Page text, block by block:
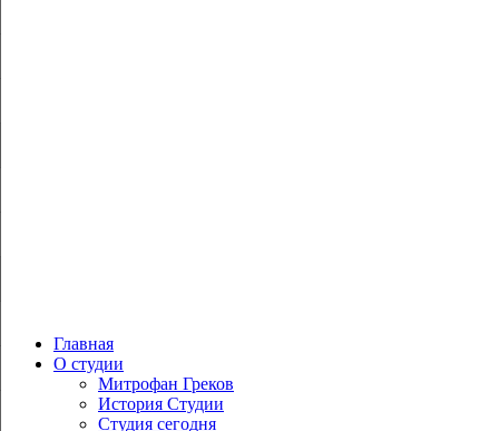
Главная
О студии
Митрофан Греков
История Студии
Студия сегодня